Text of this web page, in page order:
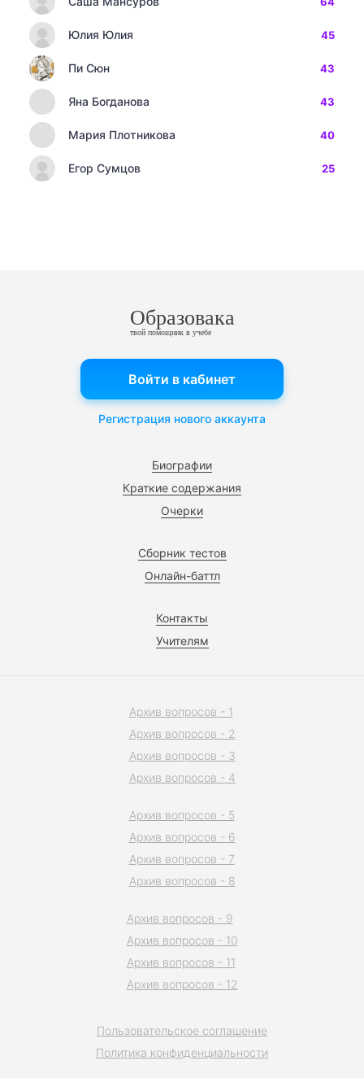
Юлия Юлия 45
Пи Сюн 43
Яна Богданова 43
Мария Плотникова 40
Егор Сумцов 25
Образовака
твой помощник в учебе
Биографии
Краткие содержания
Очерки
Сборник тестов
Онлайн-баттл
Контакты
Учителям
Войти в кабинет
Регистрация нового аккаунта
Пользовательское соглашение
Политика конфиденциальности
Архив вопросов - 1
Архив вопросов - 2
Архив вопросов - 3
Архив вопросов - 4
Архив вопросов - 5
Архив вопросов - 6
Архив вопросов - 7
Архив вопросов - 8
Архив вопросов - 9
Архив вопросов - 10
Архив вопросов - 11
Архив вопросов - 12